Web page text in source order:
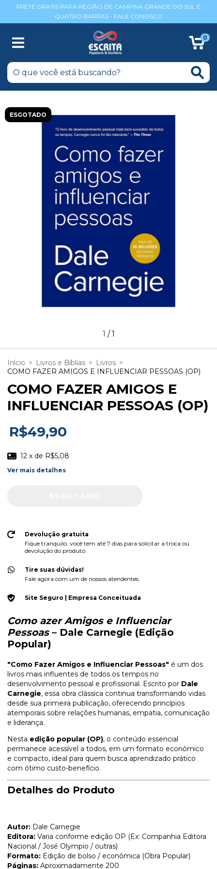
FRETE GRATIS PARA REGIÃO DE CAMPINA GRANDE DO SUL E
QUATRO BARRAS - FALE CONOSCO
0
ESGOTADO
1 /1
Início > Livros e Bíblias > Livros >
COMO FAZER AMIGOS E INFLUENCIAR PESSOAS (OP)
COMO FAZER AMIGOS E
INFLUENCIAR PESSOAS (OP)
R$49,90
12 x de R$5,08
Ver mais detalhes
Devolução gratuita
Fique tranquilo, você tem até 7 dias para solicitar a troca ou
devolução do produto.
Tire suas dúvidas!
Fale agora com um de nossos atendentes.
Site Seguro | Empresa Conceituada
Como azer Amigos e Influenciar
Pessoas– Dale Carnegie (Edição
Popular)
"Como Fazer Amigos e Influenciar Pessoas" é um dos
livros mais influentes de todos os tempos no
desenvolvimento pessoal e profissional. Escrito por Dale
Carnegie, essa obra clássica continua transformando vidas
desde sua primeira publicação, oferecendo princípios
atemporais sobre relações humanas, empatia, comunicação
e liderança.
Nesta edição popular (OP), o conteúdo essencial
permanece acessível a todos, em um formato econômico
e compacto, ideal para quem busca aprendizado prático
com ótimo custo-benefício.
Detalhes do Produto
Autor: Dale Carnegie
Editora: Varia conforme edição OP (Ex: Companhia Editora
Nacional / José Olympio / outras)
Formato: Edição de bolso / econômica (Obra Popular)
Páginas: Aproximadamente 200